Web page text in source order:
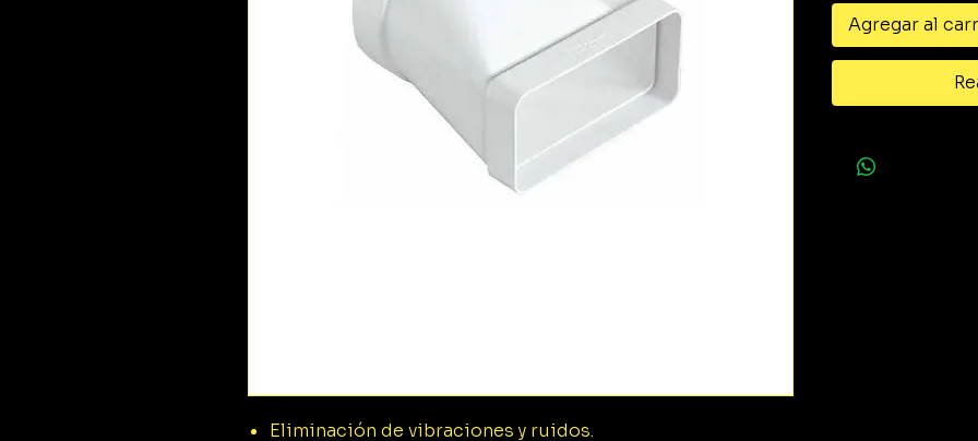
Eliminación de vibraciones y ruidos.
Agregar al